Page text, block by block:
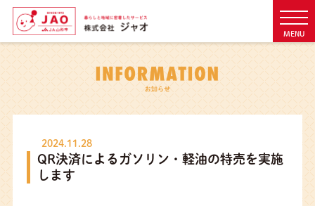
MENU
2024.11.28
QR決済によるガソリン・軽油の特売を実施
します